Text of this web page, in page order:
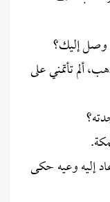
وصل إليك؟
ألم تأتمني على
إليه وعيه حكى